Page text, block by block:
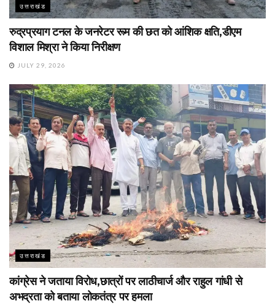
उत्तराखंड
रुद्रप्रयाग टनल के जनरेटर रूम की छत को आंशिक क्षति,डीएम
विशाल मिश्रा ने किया निरीक्षण
JULY 29, 2026
उत्तराखंड
कांग्रेस ने जताया विरोध,छात्रों पर लाठीचार्ज और राहुल गांधी से
अभद्रता को बताया लोकतंत्र पर हमला